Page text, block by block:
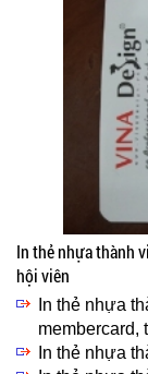
In thẻ nhựa thành
hội viên
In thẻ nhựa
membercard,
In thẻ nhựa